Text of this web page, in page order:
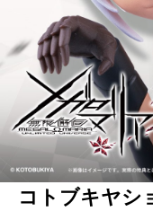
コトブキヤシ